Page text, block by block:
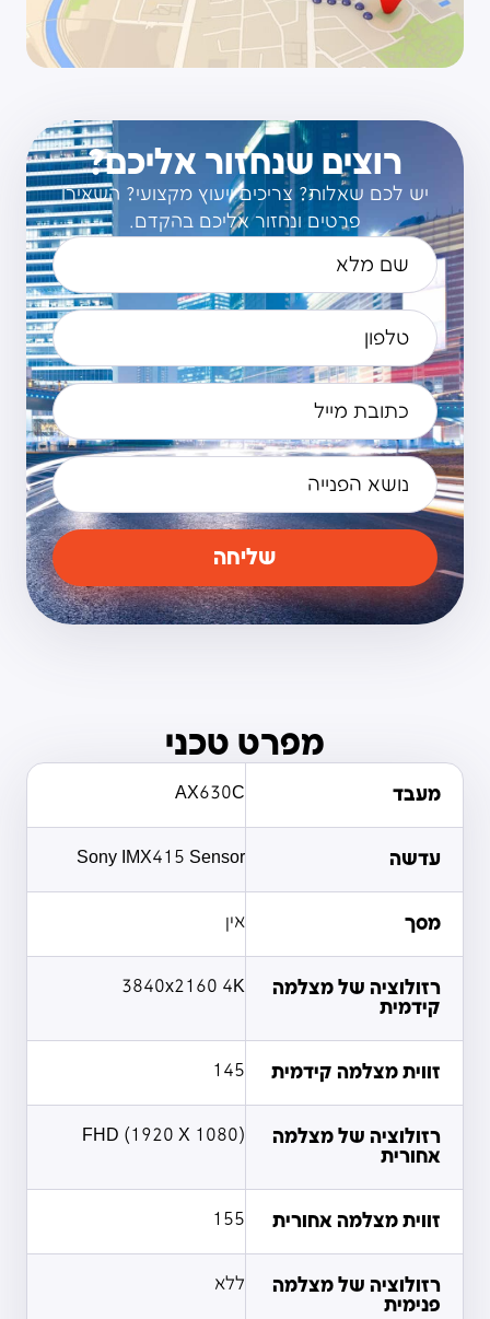
רוצים שנחזור אליכם?
יש לכם שאלות? צריכים ייעוץ מקצועי? השאירו
פרטים ונחזור אליכם בהקדם.
שליחה
מפרט טכני
מעבד AX630C
עדשה Sony IMX415 Sensor
מסך אין
רזולוציה של מצלמה
קידמית
3840x2160 4K
זווית מצלמה קידמית 145
רזולוציה של מצלמה
אחורית
FHD (1920 X 1080)
זווית מצלמה אחורית 155
רזולוציה של מצלמה
פנימית
ללא